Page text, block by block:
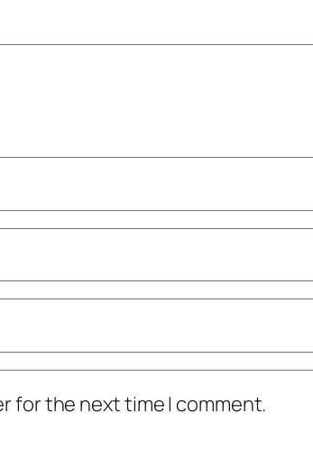
for the next time I comment.